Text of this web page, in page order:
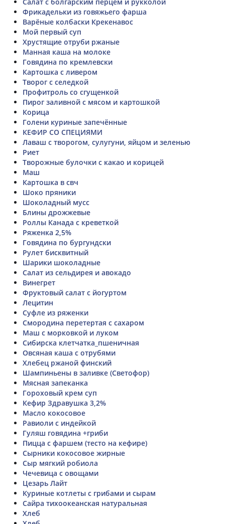
Фрикадельки из говяжьего фарша
Варёные колбаски Крекенавос
Мой первый суп
Хрустящие отруби ржаные
Манная каша на молоке
Говядина по кремлевски
Картошка с ливером
Творог с селедкой
Профитроль со сгущенкой
Пирог заливной с мясом и картошкой
Корица
Голени куриные запечённые
КЕФИР СО СПЕЦИЯМИ
Лаваш с творогом, сулугуни, яйцом и зеленью
Риет
Творожные булочки с какао и корицей
Маш
Картошка в свч
Шоко пряники
Шоколадный мусс
Блины дрожжевые
Роллы Канада с креветкой
Ряженка 2,5%
Говядина по бургундски
Рулет бисквитный
Шарики шоколадные
Салат из сельдирея и авокадо
Винегрет
Фруктовый салат с йогуртом
Лецитин
Суфле из ряженки
Смородина перетертая с сахаром
Маш с морковкой и луком
Сибирска клетчатка_пшеничная
Овсяная каша с отрубями
Хлебец ржаной финский
Шампиньены в заливке (Светофор)
Мясная запеканка
Гороховый крем суп
Кефир Здравушка 3,2%
Масло кокосовое
Равиоли с индейкой
Гуляш говядина +гриби
Пицца с фаршем (тесто на кефире)
Сырники кокосовое жирные
Сыр мягкий робиола
Чечевица с овощами
Цезарь Лайт
Куриные котлеты с грибами и сырам
Сайра тихоокеанская натуральная
Хлеб